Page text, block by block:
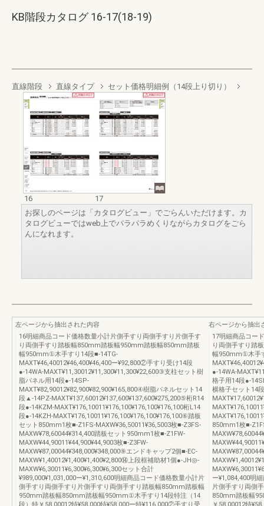
KB階段カタログ 16-17(18-19)
直線階段 直線タイプ セット価格明細例（14段上り切り）
16
17
お探しのページは「カタログビュー」でごらんいただけます。カ
タログビューではweb上でパラパラめくりながらカタログをごら
んになれます。
左ページから抽出された内容
16明細商品コード価格数量小計片側手すり両側手すり片側手す
り両側手すり踏板幅850mm踏板幅950mm踏板幅850mm踏板
幅950mm①木手すり14段■-14TG-
MAXT¥46,40012¥46,400¥46,400ー¥92,800②手すり受け14段
●-14WA-MAXT¥11,30012¥11,300¥11,300¥22,600③支柱セット樹
脂パネル用14段●-14SP-
MAXT¥82,90012¥82,900¥82,900¥165,800④樹脂パネルセット14
段▲-14PZ-MAXT¥137,60012¥137,600¥137,600¥275,200⑤桁R14
段●-14KZM-MAXT¥176,10011¥176,100¥176,100¥176,100桁L14
段●-14KZH-MAXT¥176,10011¥176,100¥176,100¥176,100⑥踏板
セット850mm1枚■-Z1FS-MAXW¥36,50011¥36,5003枚■-Z3FS-
MAXW¥78,60044¥314,400踏板セット950mm1枚■-Z1FW-
MAXW¥44,90011¥44,900¥44,9003枚■-Z3FW-
MAXW¥87,00044¥348,000¥348,000⑨エンドキャップ2個■-EC-
MAXW¥1,40012¥1,400¥1,400¥2,800⑭上段框補助材1個●-JH◎-
MAXW¥6,30011¥6,300¥6,300¥6,300セット合計
¥989,000¥1,031,000ー¥1,310,600明細商品コード価格数量小計片
側手すり両側手すり片側手すり両側手すり踏板幅850mm踏板幅
950mm踏板幅850mm踏板幅950mm①木手すり14段特注（14
段）特￥58,00012特¥58,000特¥58,000ー特¥116,000②手すり受
右ページから抽出
17明細商品コー
り両側手すり踏
幅950mm①木手
●-14WA-
格子用14段●-
横格子セット14
850mm1枚■-
ー¥1,084,400明
片側手すり両側
850mm踏板幅
￥58,00012特